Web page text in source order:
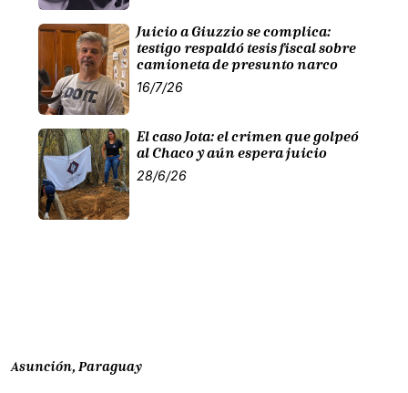
Juicio a Giuzzio se complica:
testigo respaldó tesis fiscal sobre
camioneta de presunto narco
16/7/26
El caso Jota: el crimen que golpeó
al Chaco y aún espera juicio
28/6/26
Asunción, Paraguay